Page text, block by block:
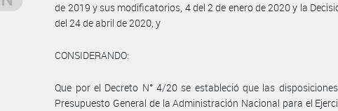
de 2019 y sus modificatorios, 4 del 2 de enero de 2020 y la
del 24 de abril de 2020, y
CONSIDERANDO:
Que por el Decreto N° 4/20 se estableció que las
Presupuesto General de la Administración Nacional para el